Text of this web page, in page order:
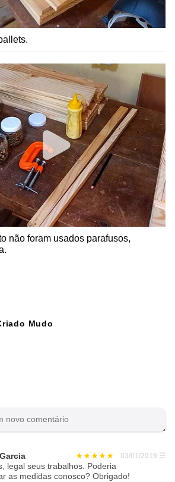
não foram usados parafusos,
Mudo
03/01/2019 ☰
legal seus trabalhos. Poderia
as medidas conosco? Obrigado!